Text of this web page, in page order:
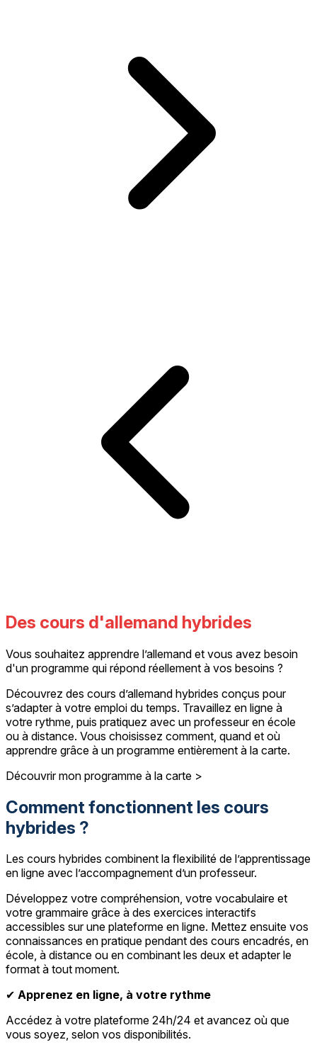
Des cours d'allemand hybrides
Vous souhaitez apprendre l’allemand et vous avez besoin
d'un programme qui répond réellement à vos besoins ?
Découvrez des cours d’allemand hybrides conçus pour
s’adapter à votre emploi du temps. Travaillez en ligne à
votre rythme, puis pratiquez avec un professeur en école
ou à distance. Vous choisissez comment, quand et où
apprendre grâce à un programme entièrement à la carte.
Découvrir mon programme à la carte >
Comment fonctionnent les cours
hybrides ?
Les cours hybrides combinent la flexibilité de l’apprentissage
en ligne avec l’accompagnement d’un professeur.
Développez votre compréhension, votre vocabulaire et
votre grammaire grâce à des exercices interactifs
accessibles sur une plateforme en ligne. Mettez ensuite vos
connaissances en pratique pendant des cours encadrés, en
école, à distance ou en combinant les deux et adapter le
format à tout moment.
✔ Apprenez en ligne, à votre rythme
Accédez à votre plateforme 24h/24 et avancez où que
vous soyez, selon vos disponibilités.